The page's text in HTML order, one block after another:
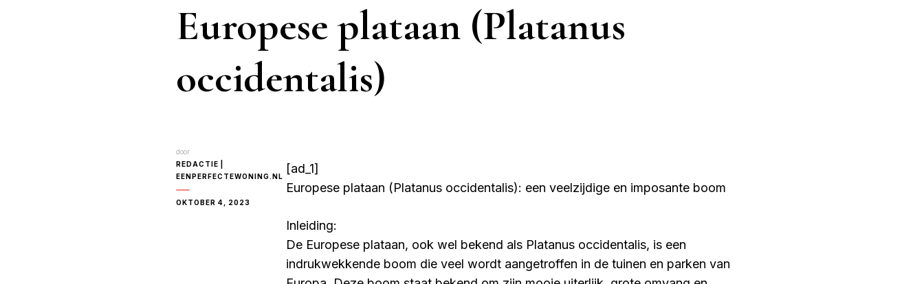
Europese plataan (Platanus
occidentalis)
door
REDACTIE |
EENPERFECTEWONING.NL
OKTOBER 4, 2023
[ad_1]
Europese plataan (Platanus occidentalis): een veelzijdige en imposante boom
Inleiding:
De Europese plataan, ook wel bekend als Platanus occidentalis, is een
indrukwekkende boom die veel wordt aangetroffen in de tuinen en parken van